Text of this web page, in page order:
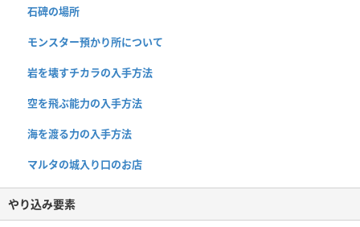
石碑の場所
モンスター預かり所について
岩を壊すチカラの入手方法
空を飛ぶ能力の入手方法
海を渡る力の入手方法
マルタの城入り口のお店
やり込み要素